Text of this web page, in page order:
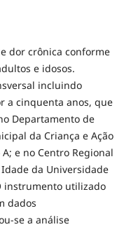
dor crônica conforme
e idosos.
incluindo
a cinquenta anos, que
Departamento de
da Criança e Ação
e no Centro Regional
da Universidade
instrumento utilizado
dados
se a análise